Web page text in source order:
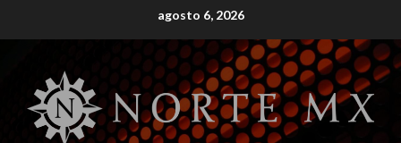
to
agosto 6, 2026